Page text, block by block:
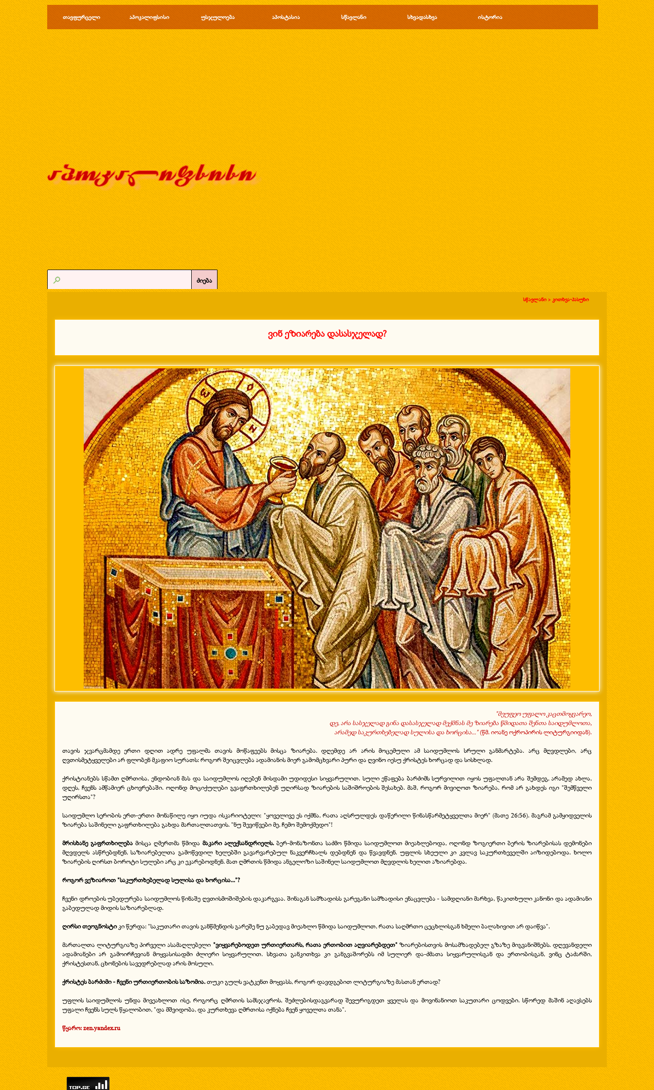
Перейти к контенту
თავფურცელი აპოკალიფსისი ▼
უსჯულოება ▼
აპოსტასია ▼
სწავლანი ▼
სხვადასხვა ▼
ისტორია
ძიება
სწავლანი > კითხვა-პასუხი
ვინ ეზიარება დასასჯელად?
"მეუფეო უფალო კაცთმოყვარეო,
დე, არა სასჯელად გინა დასასჯელად მექმნას მე ზიარება წმიდათა შენთა საიდუმლოთა,
არამედ საკურთხებელად სულისა და ხორცისა..."(წმ. იოანე ოქროპირის ლიტურგიიდან).
თავის ჯვარცმამდე ერთი დღით ადრე უფალმა თავის მოწაფეებს მისცა ზიარება. დღემდე არ არის მოცემული ამ საიდუმლოს სრული განმარტება. არც მღვდლები, არც
ღვთისმეტყველები არ ფლობენ მკაფიო სურათს: როგორ შეიცვლება ადამიანის მიერ გამომცხვარი პური და ღვინო იესუ ქრისტეს ხორცად და სისხლად.
ქრისტიანებს სწამთ ღმრთისა, ენდობიან მას და საიდუმლოს იღებენ მისდამი უდიდესი სიყვარულით. სული ეწაფება ბარძიმს სურვილით იყოს უფალთან არა შემდეგ, არამედ ახლა,
დღეს, ჩვენს ამწამიერ ცხოვრებაში. ოღონდ მოციქულები გვაფრთხილებენ უღირსად ზიარების საშიშროების შესახებ. მაშ, როგორ მივიღოთ ზიარება, რომ არ გახდეს იგი "შემწველი
უღირსთა"?
საიდუმლო სერობის ერთ-ერთი მონაწილე იყო იუდა ისკარიოტელი: "ყოველივე ეს იქმნა, რათა აღსრულდეს დაწერილი წინასწარმეტყველთა მიერ" (მათე 26:56). მაგრამ გამყიდველის
ზიარება საშინელი გაფრთხილება გახდა მართალთათვის. "ნუ შევიწვები მე, ჩემო შემოქმედო"!
მრისხანე გაფრთხილება მისცა ღმერთმა წმიდა მაკარი ალექსანდრიელს. ბერ-მონაზონთა საძმო წმიდა საიდუმლოთ მიეახლებოდა, ოღონდ ზოგიერთი ბერის ზიარებისას დემონები
მღვდელს ასწრებდნენ, საზიარებელთა გამოწვდილ ხელებში გავარვარებულ ნაკვერჩხალს დებდნენ და წვავდნენ. უფლის სხეული კი კვლავ საკურთხეველში აიზიდებოდა. ხოლო
ზიარების ღირსთ ბოროტი სულები არც კი ეკარებოდნენ. მათ ღმრთის წმიდა ანგელოზი საშინელ საიდუმლოთ მღვდლის ხელით აზიარებდა.
როგორ ვეზიაროთ "საკურთხებელად სულისა და ხორცისა..."?
ჩვენი დროების უბედურება საიდუმლოს წინაშე ღვთისმოშიშების დაკარგვაა. შინაგან სამზადისს გარეგანი სამზადისი ენაცვლება - სამდღიანი მარხვა, წაკითხული კანონი და ადამიანი
გაბედულად მიდის საზიარებლად.
ღირსი თეოგნოსტიკი წერდა: "საკუთარი თავის განწმენდის გარეშე ნუ გაბედავ მიეახლო წმიდა საიდუმლოთ, რათა საღმრთო ცეცხლისგან ხმელი ბალახივით არ დაიწვა".
მართალთა ლიტურგიაზე პირველი ასამაღლებელი "ვიყვარებოდეთ ურთიერთარს, რათა ერთობით აღვიარებდეთ" ზიარებისთვის მოსამზადებელ გზაზე მიგვანიშნებს. დღევანდელი
ადამიანები არ გამოირჩევიან მოყვასისადმი ძლიერი სიყვარულით. სხვათა განკითხვა კი განგვაშორებს იმ სულიერ და-ძმათა სიყვარულისგან და ერთობისგან, ვინც ტაძარში,
ქრისტესთან, ცხონების სავედრებლად არის მოსული.
ქრისტეს ბარძიმი - ჩვენი ურთიერთობის საზომია.თუკი გულს ვატკენთ მოყვასს, როგორ დავდგებით ლიტურგიაზე მასთან ერთად?
უფლის საიდუმლოს უნდა მივეახლოთ ისე, როგორც ღმრთის სამსჯავროს, შეძლებისდაგვარად შევურიგდეთ ყველას და მოვინანიოთ საკუთარი ცოდვები. სწორედ მაშინ აღავსებს
უფალი ჩვენს სულს წყალობით, "და მშვიდობა, და კურთხევა ღმრთისა იქნება ჩვენ ყოველთა თანა".
წყარო:zen.yandex.ru